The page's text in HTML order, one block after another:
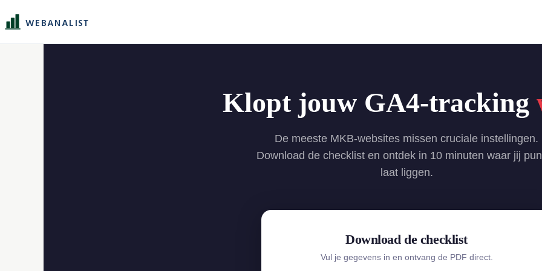
WEBANALIST
Klopt jouw GA4-tracking
De meeste MKB-websites missen cruciale instellingen.
Download de checklist en ontdek in 10 minuten waar jij
laat liggen.
Download de checklist
Vul je gegevens in en ontvang de PDF direct.